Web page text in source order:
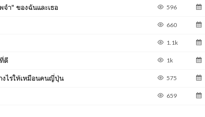
ำ" ของฉันและเธอ 596
660
1.1k
ดี 1k
งไรให้เหมือนคนญี่ปุ่น 575
659